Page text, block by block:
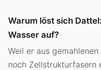
Warum löst sich
Wasser auf?
Weil er aus
noch Zellstrukturfasern